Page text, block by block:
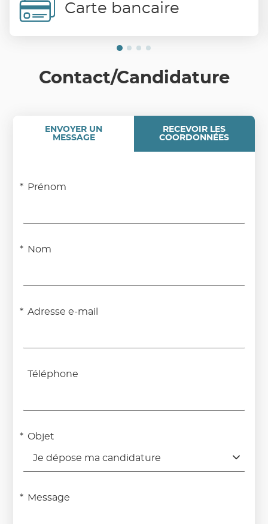
Carte bancaire
Contact/Candidature
ENVOYER UN
MESSAGE
RECEVOIR LES
COORDONNÉES
Prénom
Nom
Adresse e-mail
Téléphone
Objet
Je dépose ma candidature
Message